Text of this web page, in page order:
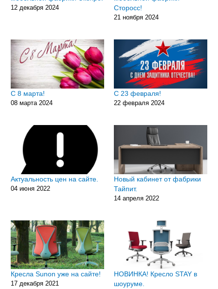
12 декабря 2024
Сторосс!
21 ноября 2024
С 8 марта!
08 марта 2024
С 23 февраля!
22 февраля 2024
Актуальность цен на сайте.
04 июня 2022
Новый кабинет от фабрики
Тайпит.
14 апреля 2022
Кресла Sunon уже на сайте!
17 декабря 2021
НОВИНКА! Кресло STAY в
шоуруме.